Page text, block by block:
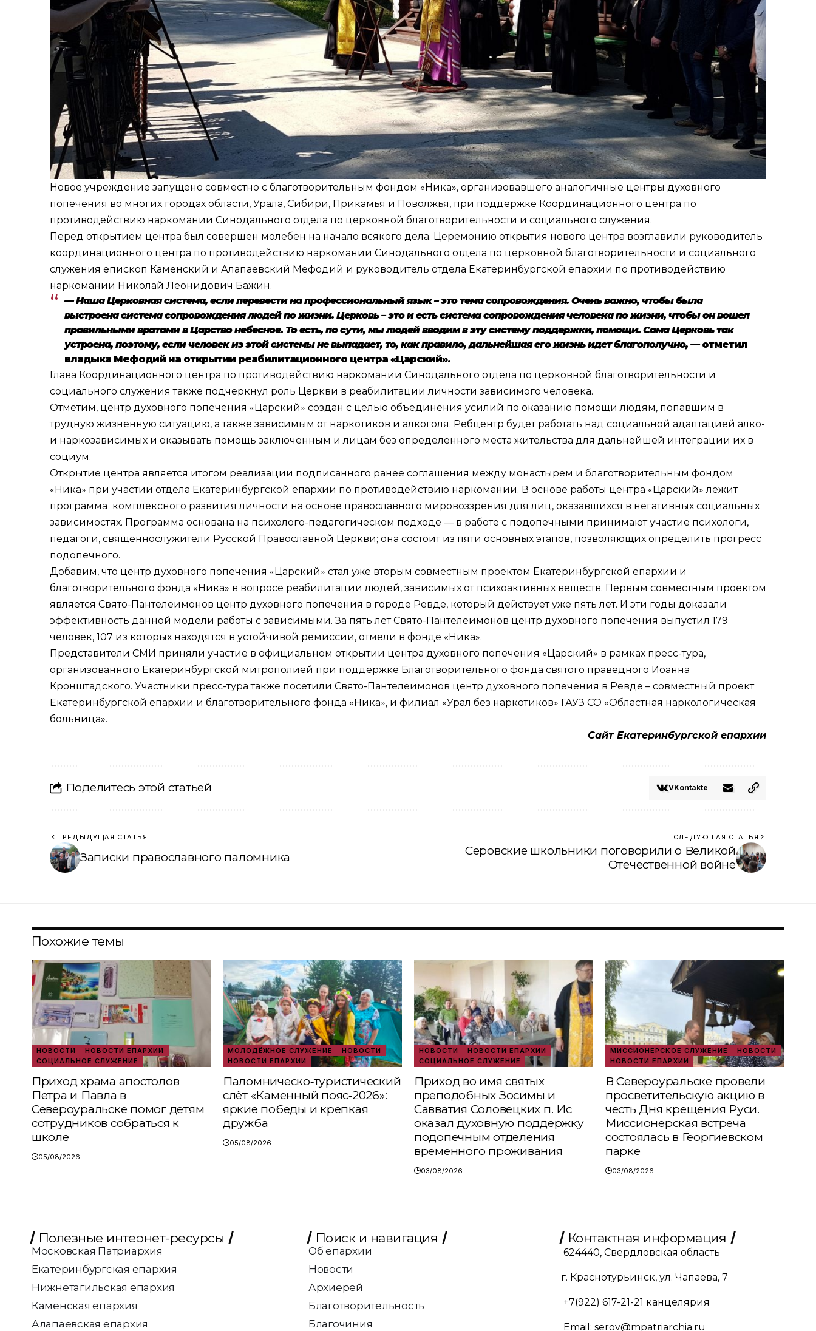
Новое учреждение запущено совместно с благотворительным фондом «Ника», организовавшего аналогичные центры духовного
попечения во многих городах области, Урала, Сибири, Прикамья и Поволжья, при поддержке Координационного центра по
противодействию наркомании Синодального отдела по церковной благотворительности и социального служения.
Перед открытием центра был совершен молебен на начало всякого дела. Церемонию открытия нового центра возглавили руководитель
координационного центра по противодействию наркомании Синодального отдела по церковной благотворительности и социального
служения епископ Каменский и Алапаевский Мефодий и руководитель отдела Екатеринбургской епархии по противодействию
наркомании Николай Леонидович Бажин.
— Наша Церковная система, если перевести на профессиональный язык – это тема сопровождения. Очень важно, чтобы была
выстроена система сопровождения людей по жизни. Церковь – это и есть система сопровождения человека по жизни, чтобы он вошел
правильными вратами в Царство небесное. То есть, по сути, мы людей вводим в эту систему поддержки, помощи. Сама Церковь так
устроена, поэтому, если человек из этой системы не выпадает, то, как правило, дальнейшая его жизнь идет благополучно, —отметил
владыка Мефодий на открытии реабилитационного центра «Царский».
Глава Координационного центра по противодействию наркомании Синодального отдела по церковной благотворительности и
социального служения также подчеркнул роль Церкви в реабилитации личности зависимого человека.
Отметим, центр духовного попечения «Царский» создан с целью объединения усилий по оказанию помощи людям, попавшим в
трудную жизненную ситуацию, а также зависимым от наркотиков и алкоголя. Ребцентр будет работать над социальной адаптацией алко-
и наркозависимых и оказывать помощь заключенным и лицам без определенного места жительства для дальнейшей интеграции их в
социум.
Открытие центра является итогом реализации подписанного ранее соглашения между монастырем и благотворительным фондом
«Ника» при участии отдела Екатеринбургской епархии по противодействию наркомании. В основе работы центра «Царский» лежит
программа комплексного развития личности на основе православного мировоззрения для лиц, оказавшихся в негативных социальных
зависимостях. Программа основана на психолого-педагогическом подходе — в работе с подопечными принимают участие психологи,
педагоги, священнослужители Русской Православной Церкви; она состоит из пяти основных этапов, позволяющих определить прогресс
подопечного.
Добавим, что центр духовного попечения «Царский» стал уже вторым совместным проектом Екатеринбургской епархии и
благотворительного фонда «Ника» в вопросе реабилитации людей, зависимых от психоактивных веществ. Первым совместным проектом
является Свято-Пантелеимонов центр духовного попечения в городе Ревде, который действует уже пять лет. И эти годы доказали
эффективность данной модели работы с зависимыми. За пять лет Свято-Пантелеимонов центр духовного попечения выпустил 179
человек, 107 из которых находятся в устойчивой ремиссии, отмели в фонде «Ника».
Представители СМИ приняли участие в официальном открытии центра духовного попечения «Царский» в рамках пресс-тура,
организованного Екатеринбургской митрополией при поддержке Благотворительного фонда святого праведного Иоанна
Кронштадского. Участники пресс-тура также посетили Свято-Пантелеимонов центр духовного попечения в Ревде – совместный проект
Екатеринбургской епархии и благотворительного фонда «Ника», и филиал «Урал без наркотиков» ГАУЗ СО «Областная наркологическая
больница».
Сайт Екатеринбургской епархии
Поделитесь этой статьей VKontakte
ПРЕДЫДУЩАЯ СТАТЬЯ
Записки православного паломника
СЛЕДУЮЩАЯ СТАТЬЯ
Серовские школьники поговорили о Великой
Отечественной войне
Похожие темы
НОВОСТИ
НОВОСТИ ЕПАРХИИ
СОЦИАЛЬНОЕ СЛУЖЕНИЕ
Приход храма апостолов
Петра и Павла в
Североуральске помог детям
сотрудников собраться к
школе
05/08/2026
МОЛОДЁЖНОЕ СЛУЖЕНИЕ
НОВОСТИ
НОВОСТИ ЕПАРХИИ
Паломническо‑туристический
слёт «Каменный пояс‑2026»:
яркие победы и крепкая
дружба
05/08/2026
НОВОСТИ
НОВОСТИ ЕПАРХИИ
СОЦИАЛЬНОЕ СЛУЖЕНИЕ
Приход во имя святых
преподобных Зосимы и
Савватия Соловецких п. Ис
оказал духовную поддержку
подопечным отделения
временного проживания
03/08/2026
МИССИОНЕРСКОЕ СЛУЖЕНИЕ
НОВОСТИ
НОВОСТИ ЕПАРХИИ
В Североуральске провели
просветительскую акцию в
честь Дня крещения Руси.
Миссионерская встреча
состоялась в Георгиевском
парке
03/08/2026
Полезные интернет-ресурсы
Московская Патриархия
Екатеринбургская епархия
Нижнетагильская епархия
Каменская епархия
Алапаевская епархия
Поиск и навигация
Об епархии
Новости
Архиерей
Благотворительность
Благочиния
Контактная информация
624440, Свердловская область
г. Краснотурьинск, ул. Чапаева, 7
+7(922) 617-21-21 канцелярия
Email: serov@mpatriarchia.ru